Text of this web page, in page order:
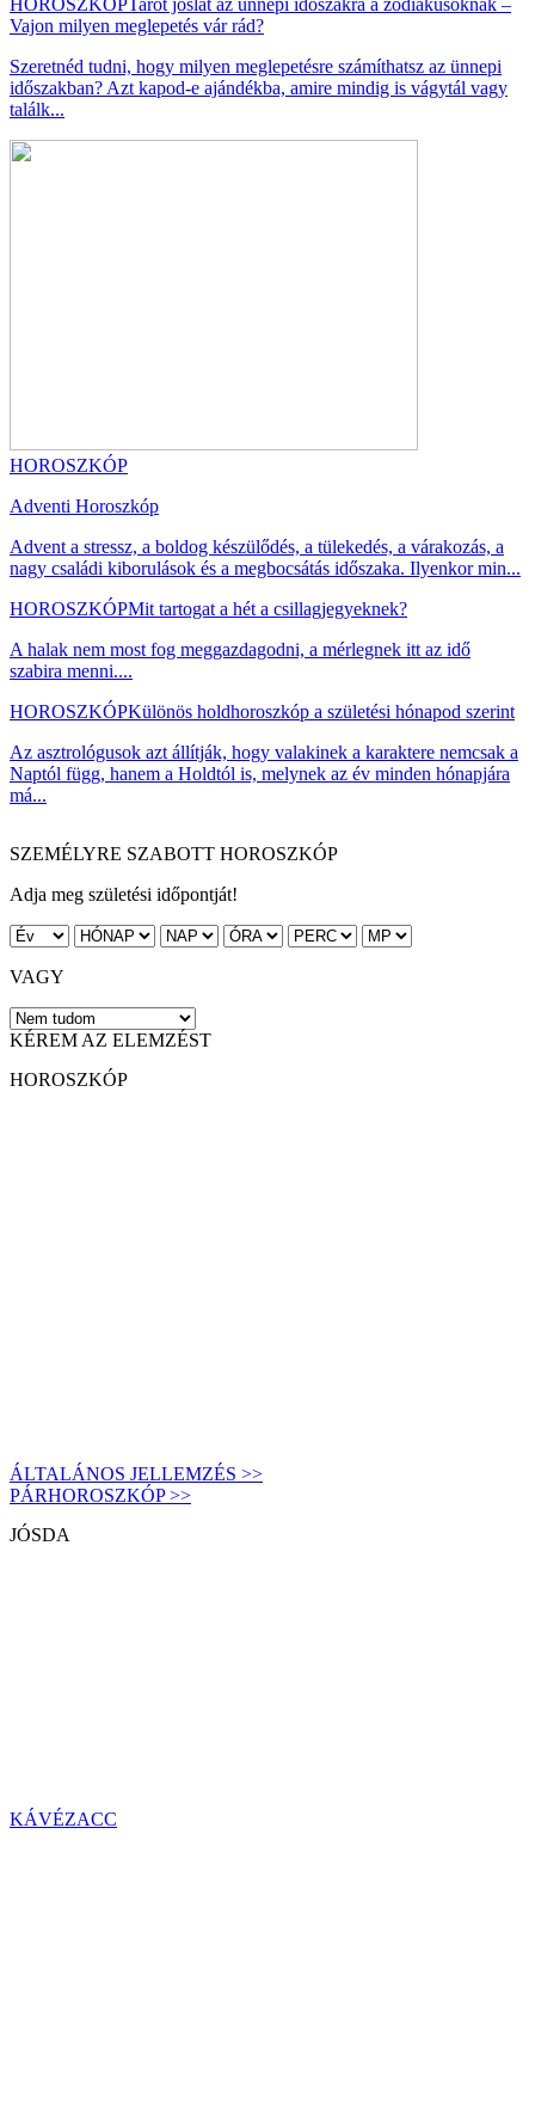
Vajon milyen meglepetés vár rád?
Szeretnéd tudni, hogy milyen meglepetésre számíthatsz az ünnepi
időszakban? Azt kapod-e ajándékba, amire mindig is vágytál vagy
találk...
HOROSZKÓP
Adventi Horoszkóp
Advent a stressz, a boldog készülődés, a tülekedés, a várakozás, a
nagy családi kiborulások és a megbocsátás időszaka. Ilyenkor min...
HOROSZKÓPMit tartogat a hét a csillagjegyeknek?
A halak nem most fog meggazdagodni, a mérlegnek itt az idő
szabira menni....
HOROSZKÓPKülönös holdhoroszkóp a születési hónapod szerint
Az asztrológusok azt állítják, hogy valakinek a karaktere nemcsak a
Naptól függ, hanem a Holdtól is, melynek az év minden hónapjára
má...
SZEMÉLYRE SZABOTT HOROSZKÓP
Adja meg születési időpontját!
VAGY
KÉREM AZ ELEMZÉST
HOROSZKÓP
ÁLTALÁNOS JELLEMZÉS >>
PÁRHOROSZKÓP >>
JÓSDA
KÁVÉZACC